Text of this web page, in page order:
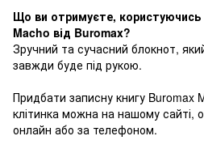
Що ви отримуєте, користуючись
Macho від Buromax?
Зручний та сучасний блокнот,
завжди буде під рукою.
Придбати записну книгу Buromax
клітинка можна на нашому
онлайн або за телефоном.